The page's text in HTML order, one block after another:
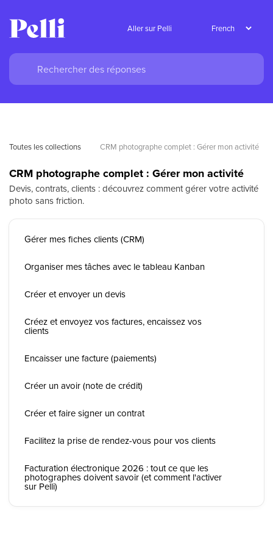
Aller sur Pelli
Toutes les collections CRM photographe complet : Gérer mon activité
CRM photographe complet : Gérer mon activité
Devis, contrats, clients : découvrez comment gérer votre activité
photo sans friction.
Gérer mes fiches clients (CRM)
Organiser mes tâches avec le tableau Kanban
Créer et envoyer un devis
Créez et envoyez vos factures, encaissez vos
clients
Encaisser une facture (paiements)
Créer un avoir (note de crédit)
Créer et faire signer un contrat
Facilitez la prise de rendez-vous pour vos clients
Facturation électronique 2026 : tout ce que les
photographes doivent savoir (et comment l'activer
sur Pelli)